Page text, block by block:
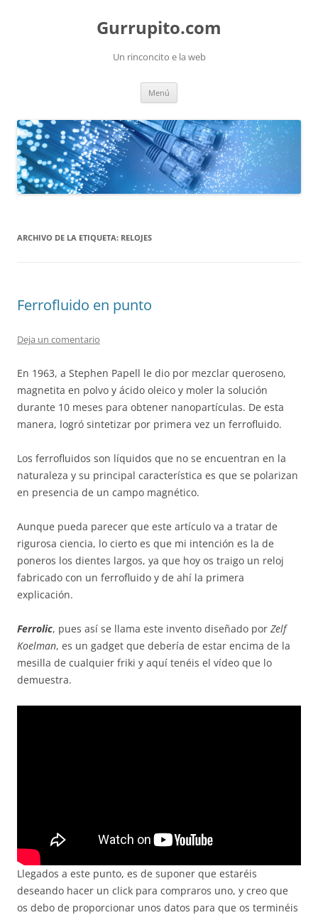
Gurrupito.com
Un rinconcito e la web
Menú
ARCHIVO DE LA ETIQUETA: RELOJES
Ferrofluido en punto
Deja un comentario
En 1963, a Stephen Papell le dio por mezclar queroseno,
magnetita en polvo y ácido oleico y moler la solución
durante 10 meses para obtener nanopartículas. De esta
manera, logró sintetizar por primera vez un ferrofluido.
Los ferrofluidos son líquidos que no se encuentran en la
naturaleza y su principal característica es que se polarizan
en presencia de un campo magnético.
Aunque pueda parecer que este artículo va a tratar de
rigurosa ciencia, lo cierto es que mi intención es la de
poneros los dientes largos, ya que hoy os traigo un reloj
fabricado con un ferrofluido y de ahí la primera
explicación.
Ferrolic, pues así se llama este invento diseñado por Zelf
Koelman, es un gadget que debería de estar encima de la
mesilla de cualquier friki y aquí tenéis el vídeo que lo
demuestra.
Llegados a este punto, es de suponer que estaréis
deseando hacer un click para compraros uno, y creo que
os debo de proporcionar unos datos para que os terminéis